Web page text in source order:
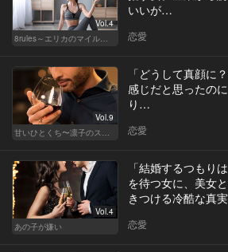
Vol.4
8rules～エリカのマイルール～
いいが…
恋愛
Vol.9
甘いひとくち〜凛子のスイーツ探訪記〜
「どうして真顔に
感じだと思ったの
り…
恋愛
Vol.4
あの子が嫌い
「結婚するつもり
を待つ女に、美女
きつける冷酷な真実
恋愛